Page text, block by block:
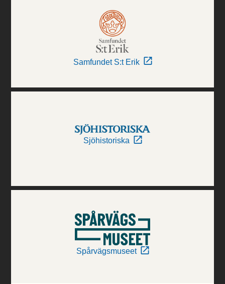
Samfundet S:t Erik
Sjöhistoriska
Spårvägsmuseet